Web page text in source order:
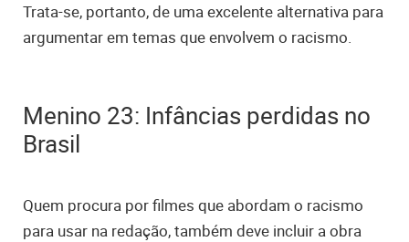
Trata-se, portanto, de uma excelente alternativa para
argumentar em temas que envolvem o racismo.
Menino 23: Infâncias perdidas no
Brasil
Quem procura por filmes que abordam o racismo
para usar na redação, também deve incluir a obra